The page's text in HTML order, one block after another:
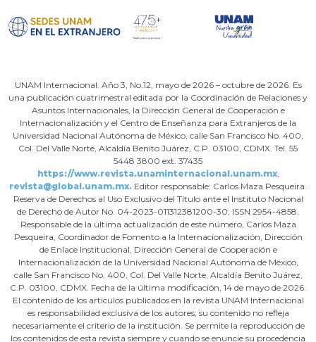
UNAM Internacional. Año 3, No.12, mayo de 2026 – octubre de 2026. Es
una publicación cuatrimestral editada por la Coordinación de Relaciones y
Asuntos Internacionales, la Dirección General de Cooperación e
Internacionalización y el Centro de Enseñanza para Extranjeros de la
Universidad Nacional Autónoma de México, calle San Francisco No. 400,
Col. Del Valle Norte, Alcaldía Benito Juárez, C.P. 03100, CDMX. Tel. 55
5448 3800 ext. 37435
https://www.revista.unaminternacional.unam.mx,
revista@global.unam.mx. Editor responsable: Carlos Maza Pesqueira.
Reserva de Derechos al Uso Exclusivo del Título ante el Instituto Nacional
de Derecho de Autor No. 04-2023-011312381200-30; ISSN 2954-4858.
Responsable de la última actualización de este número, Carlos Maza
Pesqueira, Coordinador de Fomento a la Internacionalización, Dirección
de Enlace Institucional, Dirección General de Cooperación e
Internacionalización de la Universidad Nacional Autónoma de México,
calle San Francisco No. 400, Col. Del Valle Norte, Alcaldía Benito Juárez,
C.P. 03100, CDMX. Fecha de la última modificación, 14 de mayo de 2026.
El contenido de los artículos publicados en la revista UNAM Internacional
es responsabilidad exclusiva de los autores; su contenido no refleja
necesariamente el criterio de la institución. Se permite la reproducción de
los contenidos de esta revista siempre y cuando se enuncie su procedencia